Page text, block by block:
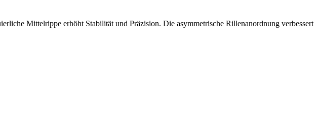
Mittelrippe erhöht Stabilität und Präzision. Die asymmetrische Rillenanordnung verbessert